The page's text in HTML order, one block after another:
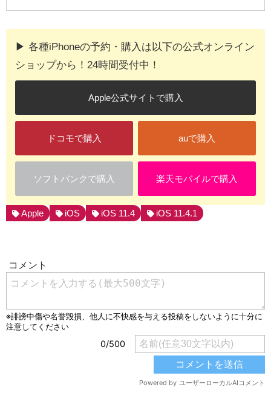
▶︎ 各種iPhoneの予約・購入は以下の公式オンライン
ショップから！24時間受付中！
Apple公式サイトで購入
ドコモで購入 auで購入
ソフトバンクで購入 楽天モバイルで購入
Apple iOS iOS 11.4 iOS 11.4.1